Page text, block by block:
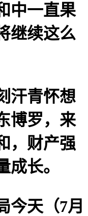
中一直果
继续这么
青怀想
博罗，来
，财产强
长。
天（7月